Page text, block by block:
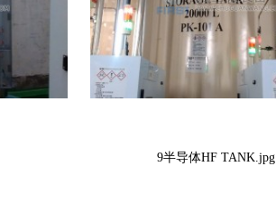
9半导体HF TANK.jpg